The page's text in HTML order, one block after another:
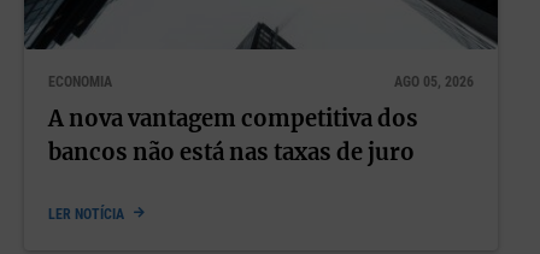
ECONOMIA AGO 05, 2026
A nova vantagem competitiva dos
bancos não está nas taxas de juro
LER NOTÍCIA